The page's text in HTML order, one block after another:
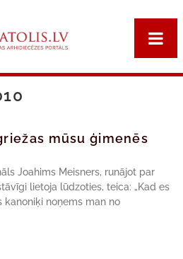
mūsu ģimenēs
Joahims Meisners, runājot par
lietoja lūdzoties, teica: „Kad es
kanoniķi noņems man no